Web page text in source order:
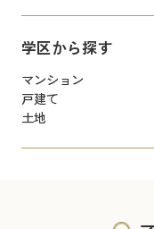
学区から探す
マンション
戸建て
土地